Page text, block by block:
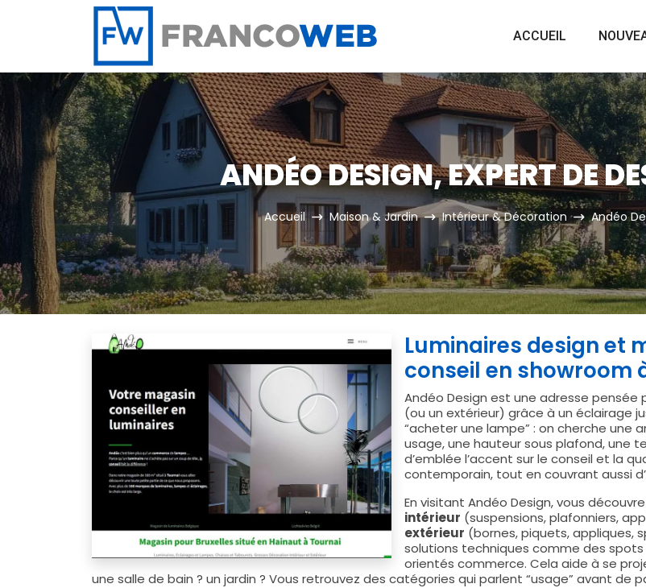
Panneau de gestion des cookies
ACCUEIL
ANDÉO DESIGN, EXPERT DE
Accueil Maison & Jardin Intérieur & Décoration Andéo
Luminaires design et
conseil en showroom
Andéo Design est une adresse
(ou un extérieur) grâce à un éclairage
“acheter une lampe” : on cherche une
usage, une hauteur sous plafond, une
d’emblée l’accent sur le conseil et la
contemporain, tout en couvrant aussi
En visitant Andéo Design, vous
intérieur (suspensions, plafonniers,
extérieur (bornes, piquets, appliques,
solutions techniques comme des
orientés commerce. Cela aide à se
une salle de bain ? un jardin ? Vous retrouvez des catégories qui parlent “usage” avant de